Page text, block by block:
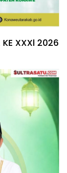
KE XXXl 2026